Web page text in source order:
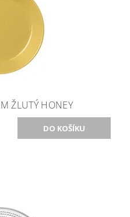
ŽLUTÝ HONEY